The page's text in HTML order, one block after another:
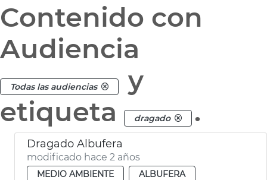
Contenido con
Audiencia
Todas las audiencias
y
etiqueta
dragado .
Dragado Albufera
modificado hace 2 años
MEDIO AMBIENTE
ALBUFERA